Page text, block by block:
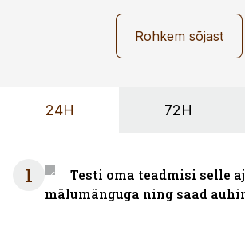
Rohkem sõjast
24H 72H
1
Testi oma teadmisi selle
mälumänguga ning saad